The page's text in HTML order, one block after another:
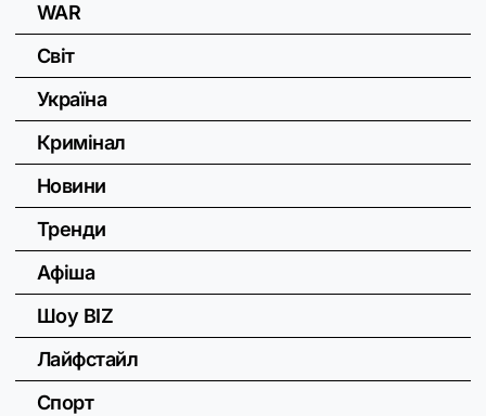
WAR
Світ
Україна
Кримінал
Новини
Тренди
Афіша
Шоу BIZ
Лайфстайл
Спорт